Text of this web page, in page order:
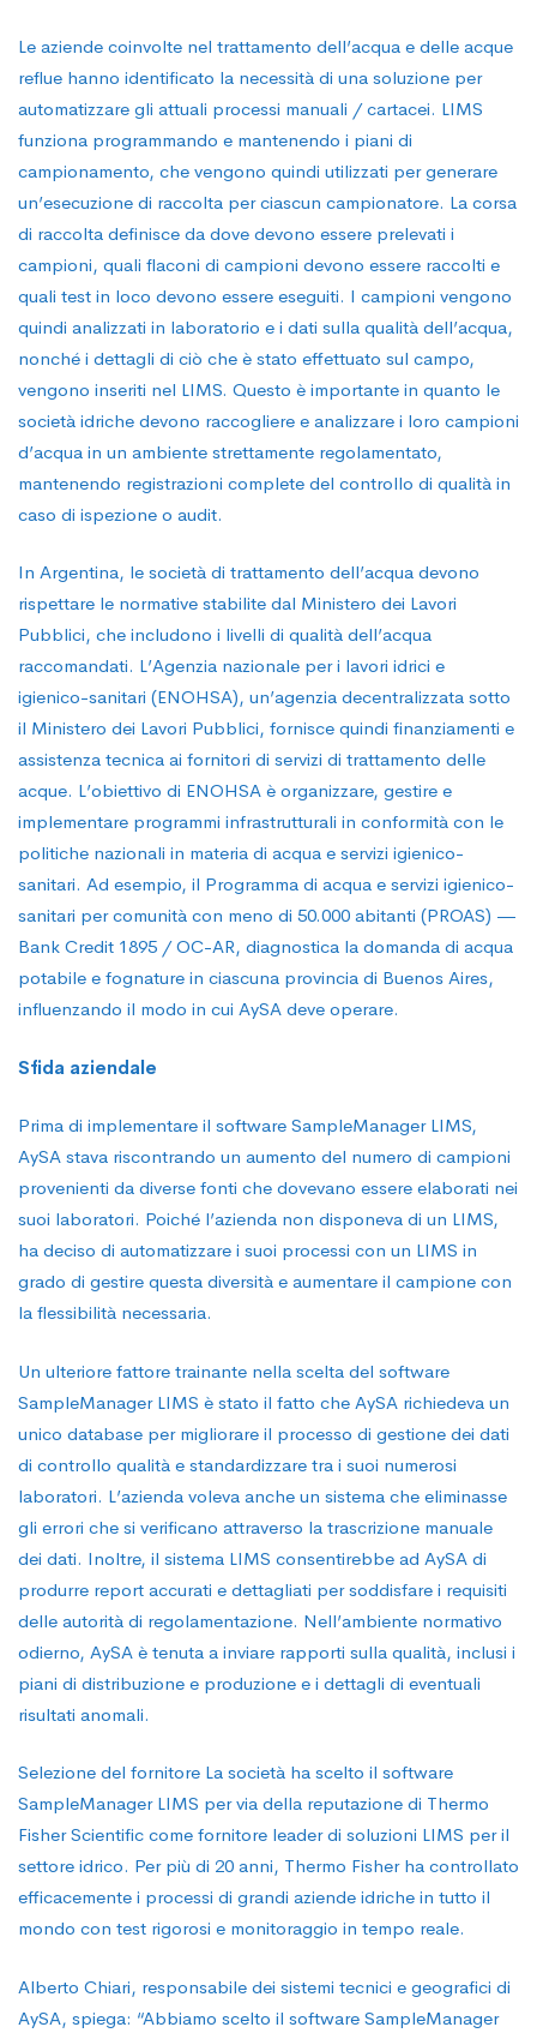
Le aziende coinvolte nel trattamento dell’acqua e delle acque
reflue hanno identificato la necessità di una soluzione per
automatizzare gli attuali processi manuali / cartacei. LIMS
funziona programmando e mantenendo i piani di
campionamento, che vengono quindi utilizzati per generare
un’esecuzione di raccolta per ciascun campionatore. La corsa
di raccolta definisce da dove devono essere prelevati i
campioni, quali flaconi di campioni devono essere raccolti e
quali test in loco devono essere eseguiti. I campioni vengono
quindi analizzati in laboratorio e i dati sulla qualità dell’acqua,
nonché i dettagli di ciò che è stato effettuato sul campo,
vengono inseriti nel LIMS. Questo è importante in quanto le
società idriche devono raccogliere e analizzare i loro campioni
d’acqua in un ambiente strettamente regolamentato,
mantenendo registrazioni complete del controllo di qualità in
caso di ispezione o audit.
In Argentina, le società di trattamento dell’acqua devono
rispettare le normative stabilite dal Ministero dei Lavori
Pubblici, che includono i livelli di qualità dell’acqua
raccomandati. L’Agenzia nazionale per i lavori idrici e
igienico-sanitari (ENOHSA), un’agenzia decentralizzata sotto
il Ministero dei Lavori Pubblici, fornisce quindi finanziamenti e
assistenza tecnica ai fornitori di servizi di trattamento delle
acque. L’obiettivo di ENOHSA è organizzare, gestire e
implementare programmi infrastrutturali in conformità con le
politiche nazionali in materia di acqua e servizi igienico-
sanitari. Ad esempio, il Programma di acqua e servizi igienico-
sanitari per comunità con meno di 50.000 abitanti (PROAS) —
Bank Credit 1895 / OC-AR, diagnostica la domanda di acqua
potabile e fognature in ciascuna provincia di Buenos Aires,
influenzando il modo in cui AySA deve operare.
Sfida aziendale
Prima di implementare il software SampleManager LIMS,
AySA stava riscontrando un aumento del numero di campioni
provenienti da diverse fonti che dovevano essere elaborati nei
suoi laboratori. Poiché l’azienda non disponeva di un LIMS,
ha deciso di automatizzare i suoi processi con un LIMS in
grado di gestire questa diversità e aumentare il campione con
la flessibilità necessaria.
Un ulteriore fattore trainante nella scelta del software
SampleManager LIMS è stato il fatto che AySA richiedeva un
unico database per migliorare il processo di gestione dei dati
di controllo qualità e standardizzare tra i suoi numerosi
laboratori. L’azienda voleva anche un sistema che eliminasse
gli errori che si verificano attraverso la trascrizione manuale
dei dati. Inoltre, il sistema LIMS consentirebbe ad AySA di
produrre report accurati e dettagliati per soddisfare i requisiti
delle autorità di regolamentazione. Nell’ambiente normativo
odierno, AySA è tenuta a inviare rapporti sulla qualità, inclusi i
piani di distribuzione e produzione e i dettagli di eventuali
risultati anomali.
Selezione del fornitore La società ha scelto il software
SampleManager LIMS per via della reputazione di Thermo
Fisher Scientific come fornitore leader di soluzioni LIMS per il
settore idrico. Per più di 20 anni, Thermo Fisher ha controllato
efficacemente i processi di grandi aziende idriche in tutto il
mondo con test rigorosi e monitoraggio in tempo reale.
Alberto Chiari, responsabile dei sistemi tecnici e geografici di
AySA, spiega: “Abbiamo scelto il software SampleManager